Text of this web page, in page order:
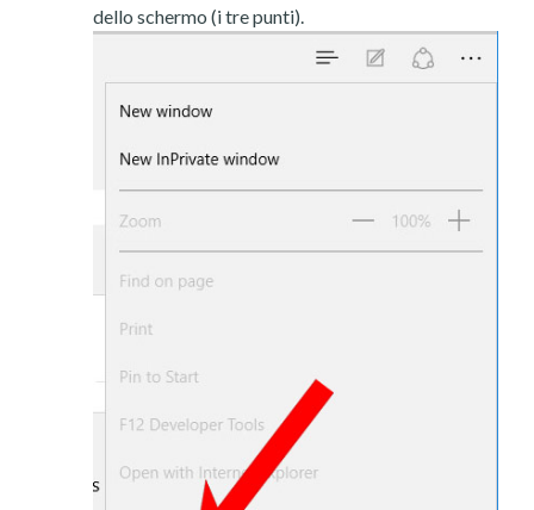
dello schermo (i tre punti).